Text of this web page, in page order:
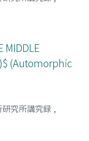
MIDDLE
(Automorphic
究所講究録 ,